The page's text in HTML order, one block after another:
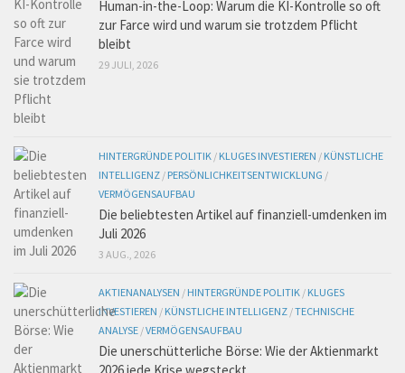
Human-in-the-Loop: Warum die KI-Kontrolle so oft
zur Farce wird und warum sie trotzdem Pflicht
bleibt
29 JULI, 2026
HINTERGRÜNDE POLITIK / KLUGES INVESTIEREN / KÜNSTLICHE
INTELLIGENZ / PERSÖNLICHKEITSENTWICKLUNG /
VERMÖGENSAUFBAU
Die beliebtesten Artikel auf finanziell-umdenken im
Juli 2026
3 AUG., 2026
AKTIENANALYSEN / HINTERGRÜNDE POLITIK / KLUGES
INVESTIEREN / KÜNSTLICHE INTELLIGENZ /TECHNISCHE
ANALYSE /VERMÖGENSAUFBAU
Die unerschütterliche Börse: Wie der Aktienmarkt